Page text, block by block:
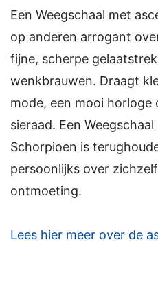
Een Weegschaal met
op anderen arrogant
fijne, scherpe
wenkbrauwen. Draagt
mode, een mooi horloge
sieraad. Een
Schorpioen is
persoonlijks over
ontmoeting.
Lees hier meer over de